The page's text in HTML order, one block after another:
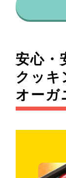
安心・
クッキ
オーガ